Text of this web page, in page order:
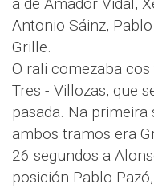
Antonio Sáinz,
Grille.
O rali comezaba
Tres - Villozas, que
pasada. Na
ambos tramos era
26 segundos a
posición Pablo